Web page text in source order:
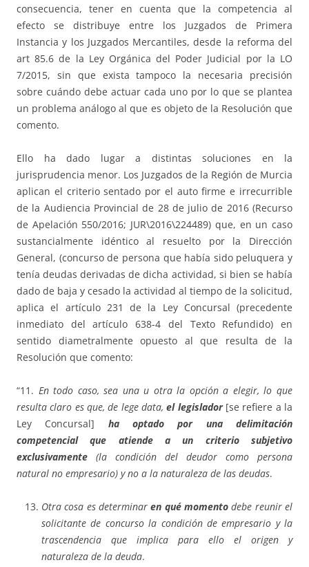
consecuencia, tener en cuenta que la competencia al
efecto se distribuye entre los Juzgados de Primera
Instancia y los Juzgados Mercantiles, desde la reforma del
art 85.6 de la Ley Orgánica del Poder Judicial por la LO
7/2015, sin que exista tampoco la necesaria precisión
sobre cuándo debe actuar cada uno por lo que se plantea
un problema análogo al que es objeto de la Resolución que
comento.
Ello ha dado lugar a distintas soluciones en la
jurisprudencia menor. Los Juzgados de la Región de Murcia
aplican el criterio sentado por el auto firme e irrecurrible
de la Audiencia Provincial de 28 de julio de 2016 (Recurso
de Apelación 550/2016; JUR\2016\224489) que, en un caso
sustancialmente idéntico al resuelto por la Dirección
General, (concurso de persona que había sido peluquera y
tenía deudas derivadas de dicha actividad, si bien se había
dado de baja y cesado la actividad al tiempo de la solicitud,
aplica el artículo 231 de la Ley Concursal (precedente
inmediato del artículo 638-4 del Texto Refundido) en
sentido diametralmente opuesto al que resulta de la
Resolución que comento:
“11. En todo caso, sea una u otra la opción a elegir, lo que
resulta claro es que, de lege data,el legislador[se refiere a la
Ley Concursal] ha optado por una delimitación
competencial que atiende a un criterio subjetivo
exclusivamente (la condición del deudor como persona
natural no empresario) y no a la naturaleza de las deudas.
Otra cosa es determinaren qué momento debe reunir el
solicitante de concurso la condición de empresario y la
trascendencia que implica para ello el origen y
naturaleza de la deuda.